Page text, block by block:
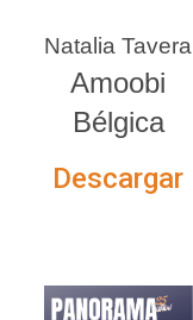
Natalia Tavera
Amoobi
Bélgica
Descargar